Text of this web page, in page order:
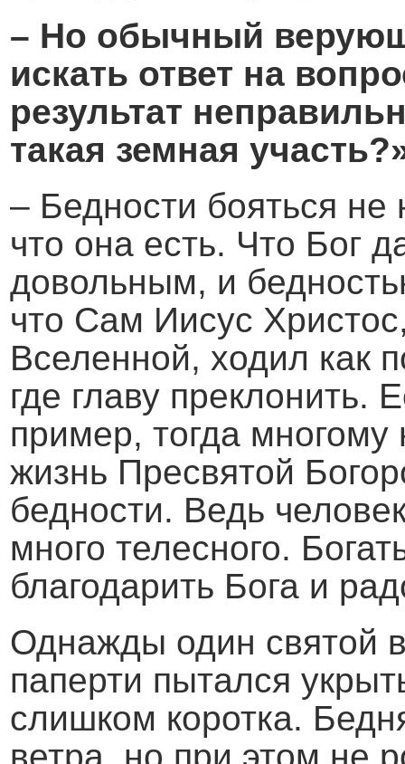
– Но обычный
искать ответ на
результат
такая земная
– Бедности бояться
что она есть. Что Бог
довольным, и
что Сам Иисус
Вселенной, ходил как
где главу преклонить.
пример, тогда
жизнь Пресвятой
бедности. Ведь
много телесного.
благодарить Бога и
Однажды один святой
паперти пытался
слишком коротка.